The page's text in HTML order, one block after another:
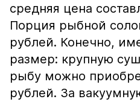
средняя цена
Порция рыбной
рублей. Конечно,
размер: крупную
рыбу можно
рублей. За